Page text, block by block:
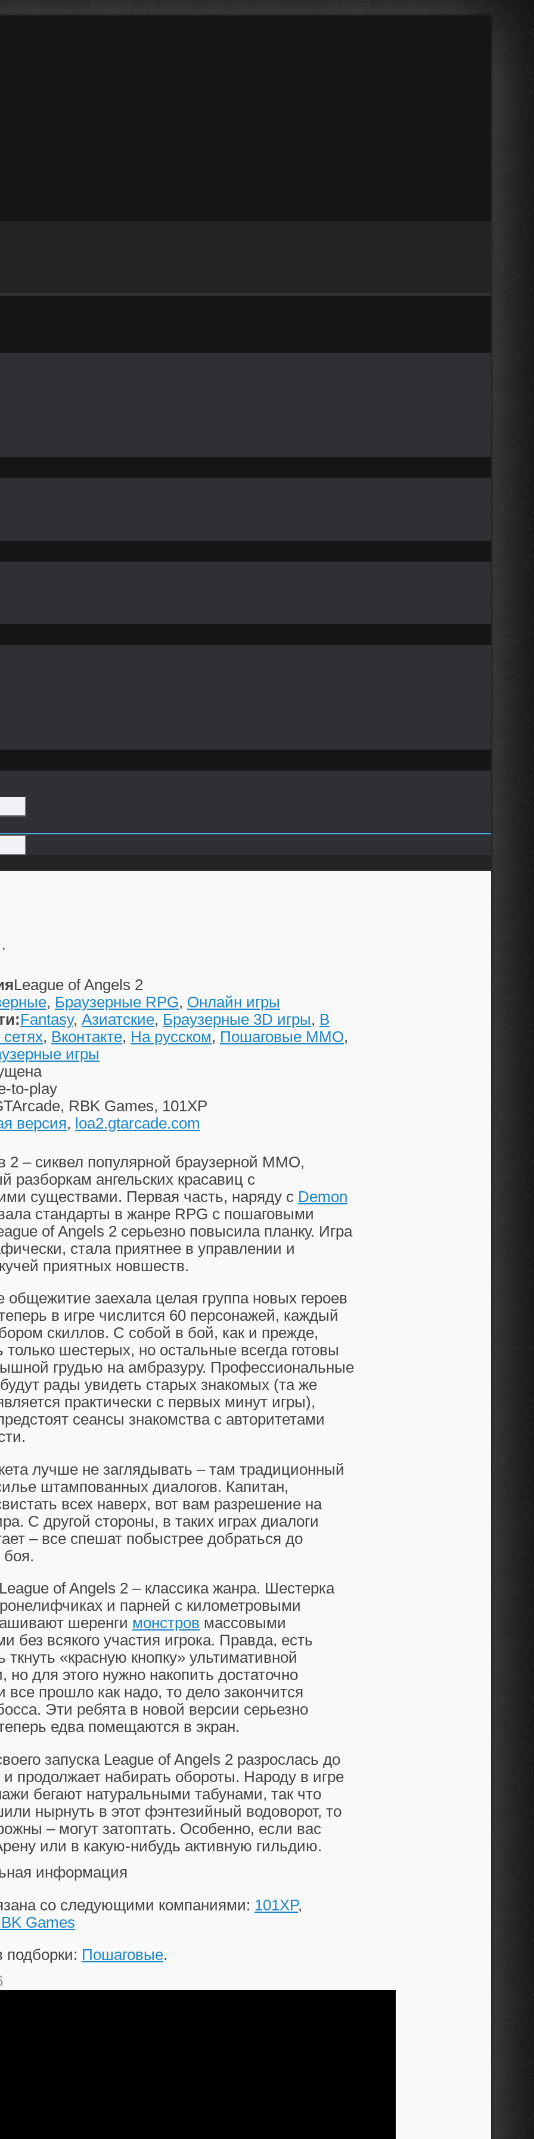
League of Angels 2
, Браузерные RPG, Онлайн игры
Fantasy, Азиатские, Браузерные 3D игры, В
, Вконтакте, На русском, Пошаговые MMO,
игры
to-play
RBK Games, 101XP
версия, loa2.gtarcade.com
2 – сиквел популярной браузерной MMO,
разборкам ангельских красавиц с
существами. Первая часть, наряду с Demon
стандарты в жанре RPG с пошаговыми
of Angels 2 серьезно повысила планку. Игра
стала приятнее в управлении и
приятных новшеств.
общежитие заехала целая группа новых героев
в игре числится 60 персонажей, каждый
скиллов. С собой в бой, как и прежде,
только шестерых, но остальные всегда готовы
грудью на амбразуру. Профессиональные
рады увидеть старых знакомых (та же
практически с первых минут игры),
сеансы знакомства с авторитетами
лучше не заглядывать – там традиционный
штампованных диалогов. Капитан,
всех наверх, вот вам разрешение на
С другой стороны, в таких играх диалоги
– все спешат побыстрее добраться до
League of Angels 2 – классика жанра. Шестерка
и парней с километровыми
шеренги монстров массовыми
без всякого участия игрока. Правда, есть
ткнуть «красную кнопку» ультимативной
но для этого нужно накопить достаточно
все прошло как надо, то дело закончится
Эти ребята в новой версии серьезно
едва помещаются в экран.
запуска League of Angels 2 разрослась до
и продолжает набирать обороты. Народу в игре
бегают натуральными табунами, так что
нырнуть в этот фэнтезийный водоворот, то
– могут затоптать. Особенно, если вас
или в какую-нибудь активную гильдию.
информация
со следующими компаниями: 101XP,
Games
подборки: Пошаговые.